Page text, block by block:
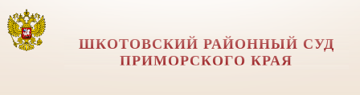
ШКОТОВСКИЙ РАЙОННЫЙ СУД
ПРИМОРСКОГО КРАЯ